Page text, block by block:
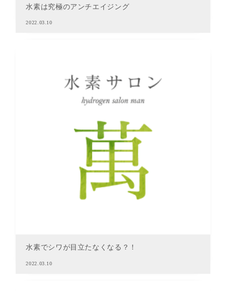
水素は究極のアンチエイジング
2022.03.10
水素でシワが目立たなくなる？！
2022.03.10